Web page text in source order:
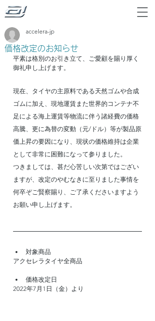
価格改定のお知らせ
accelera-jp
平素は格別のお引き立て、ご愛顧を賜り厚く
御礼申し上げます。
現在、タイヤの主原料である天然ゴムや合成
ゴムに加え、現地運賃また世界的コンテナ不
足による海上運賃等物流に伴う諸経費の価格
高騰、更に為替の変動（元/ドル）等が製品原
価上昇の要因になり、現状の価格維持は企業
として非常に困難になって参りました。
つきましては、甚だ心苦しい次第ではござい
ますが、改定のやむなきに至りました事情を
何卒ぞご賢察賜り、ご了承くださいますよう
お願い申し上げます。
対象商品
アクセレラタイヤ全商品
価格改定日
2022年7月1日（金）より